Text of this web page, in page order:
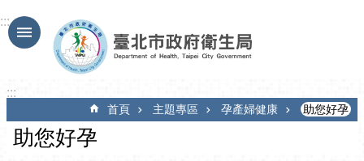
跳到主要內容區塊
:::
:::
首頁 主題專區 孕產婦健康 助您好孕
助您好孕